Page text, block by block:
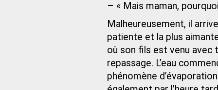
– « Mais maman,
Malheureusement, il
patiente et la plus
où son fils est venu avec
repassage. L’eau
phénomène